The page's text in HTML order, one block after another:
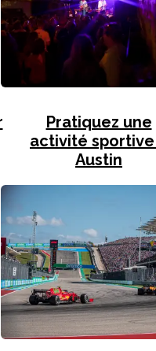
Pratiquez une
activité
Austin